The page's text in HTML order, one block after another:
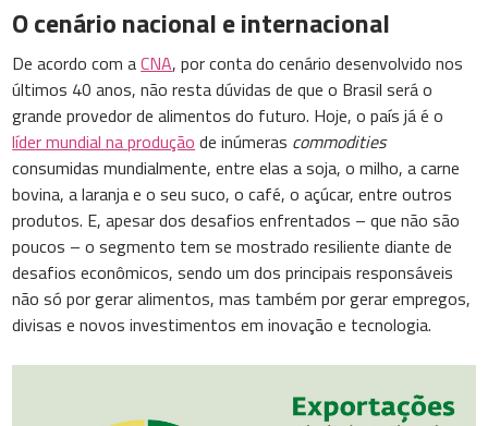
O cenário nacional e internacional
De acordo com aCNA, por conta do cenário desenvolvido nos
últimos 40 anos, não resta dúvidas de que o Brasil será o
grande provedor de alimentos do futuro. Hoje, o país já é o
líder mundial na produção de inúmeras commodities
consumidas mundialmente, entre elas a soja, o milho, a carne
bovina, a laranja e o seu suco, o café, o açúcar, entre outros
produtos. E, apesar dos desafios enfrentados – que não são
poucos – o segmento tem se mostrado resiliente diante de
desafios econômicos, sendo um dos principais responsáveis
não só por gerar alimentos, mas também por gerar empregos,
divisas e novos investimentos em inovação e tecnologia.